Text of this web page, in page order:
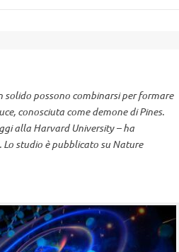
solido possono combinarsi per formare
conosciuta come demone di Pines.
alla Harvard University – ha
studio è pubblicato su Nature